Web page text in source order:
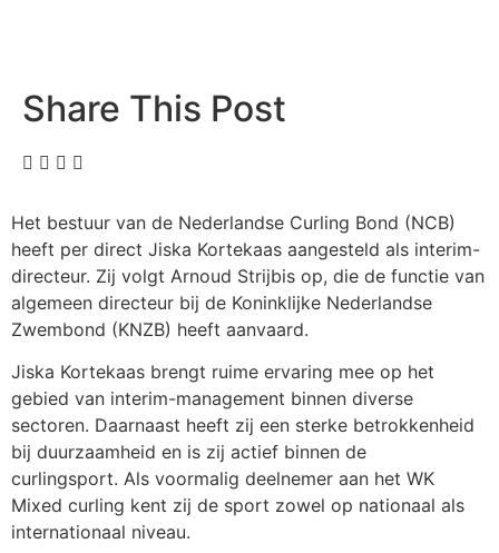
Share This Post
Het bestuur van de Nederlandse Curling Bond (NCB)
heeft per direct Jiska Kortekaas aangesteld als interim-
directeur. Zij volgt Arnoud Strijbis op, die de functie van
algemeen directeur bij de Koninklijke Nederlandse
Zwembond (KNZB) heeft aanvaard.
Jiska Kortekaas brengt ruime ervaring mee op het
gebied van interim-management binnen diverse
sectoren. Daarnaast heeft zij een sterke betrokkenheid
bij duurzaamheid en is zij actief binnen de
curlingsport. Als voormalig deelnemer aan het WK
Mixed curling kent zij de sport zowel op nationaal als
internationaal niveau.